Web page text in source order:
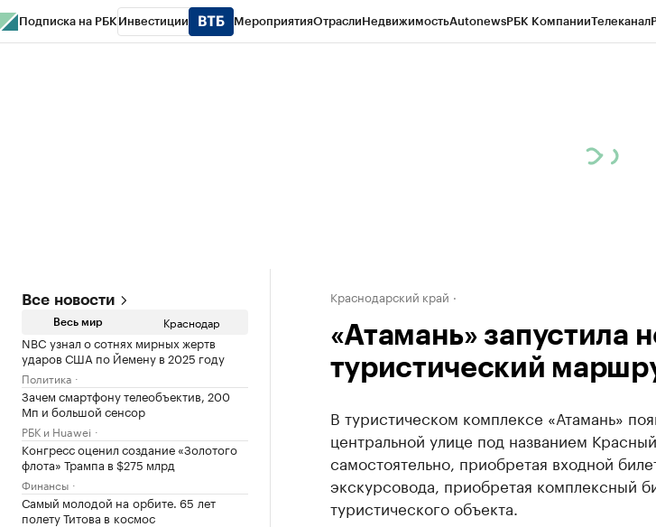
Подписка на РБК Инвестиции МероприятияОтраслиНедвижимостьAutonewsРБК КомпанииТелеканал
Все новости
Весь мир Краснодар
NBC узнал о сотнях мирных жертв
ударов США по Йемену в 2025 году
Политика
Зачем смартфону телеобъектив, 200
Мп и большой сенсор
РБК и Huawei
Конгресс оценил создание «Золотого
флота» Трампа в $275 млрд
Финансы
Самый молодой на орбите. 65 лет
полету Титова в космос
Краснодарский край
«Атамань» запустила
туристический
В туристическом комплексе «Атамань»
центральной улице под названием
самостоятельно, приобретая входной
экскурсовода, приобретая комплексный
туристического объекта.